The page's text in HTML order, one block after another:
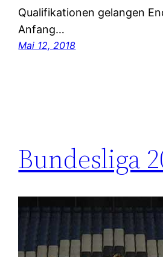
Qualifikationen gelangen
Anfang…
Mai 12, 2018
Bundesliga